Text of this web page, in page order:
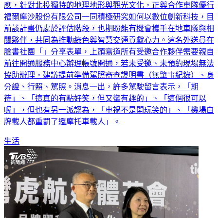
應，針對北投獨特的地理地形與觀光文化，正與合作車隊優行
福爾摩沙股份有限公司一同積極研究如何以數位創新科技，目
前該計畫仍處於評估階段，也期盼能有機會攜手在地車隊與相
關夥伴，共同為推動綠色與智慧交通貢獻心力。這名外送員在
臉書社團「」分享表單，上頭寫道所有受邀合作夥伴需要親自
前往開通服務中心辦理帳號開通，若未受邀、未預約現場無法
協助辦理，建議提前準備駕照審查證明書（無肇事紀錄）、身
分證、行照、駕照。消息一出，許多駕駛留言表示，「期
待」、「這真的有點好笑，但又蠻有趣的」、「這個很可以
喔」，但也有另一派認為，「車禍不是開玩笑的」、「機場白
牌載人都重罰了還摩托車載人」。
生活